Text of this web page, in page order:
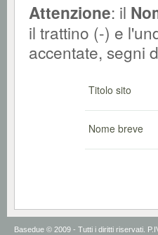
Attenzione: il
il trattino (-) e
accentate, segni
Titolo sito
Nome breve
Basedue © 2009 - Tutti i diritti riservati.